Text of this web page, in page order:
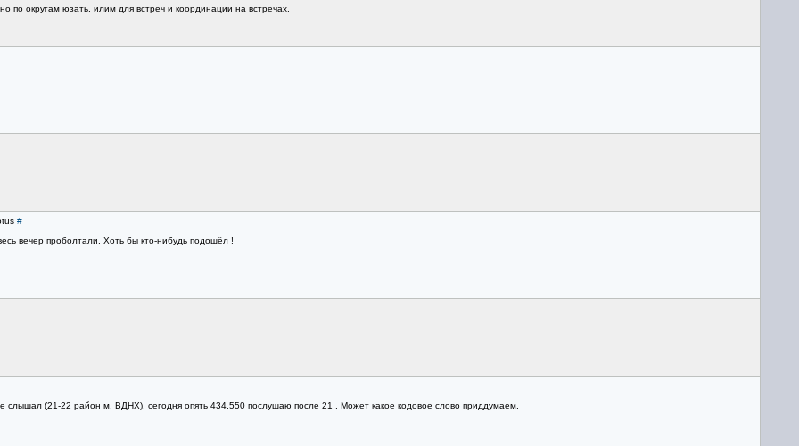
по округам юзать. илим для встреч и координации на встречах.
#
вечер проболтали. Хоть бы кто-нибудь подошёл !
слышал (21-22 район м. ВДНХ), сегодня опять 434,550 послушаю после 21 . Может какое кодовое слово приддумаем.